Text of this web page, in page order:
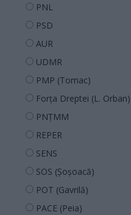
PNL
PSD
AUR
UDMR
PMP (Tomac)
Forța Dreptei (L. Orban)
PNȚMM
REPER
SENS
SOS (Șoșoacă)
POT (Gavrilă)
PACE (Peia)